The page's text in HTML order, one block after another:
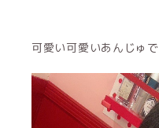
可愛い可愛いあんじゅ